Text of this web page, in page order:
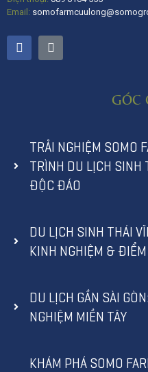
Email:
GÓC
TRẢI NGHIỆM SOMO
TRÌNH DU LỊCH SINH
ĐỘC ĐÁO
DU LỊCH SINH THÁI
KINH NGHIỆM &
DU LỊCH GẦN SÀI
NGHIỆM MIỀN TÂY
KHÁM PHÁ SOMO